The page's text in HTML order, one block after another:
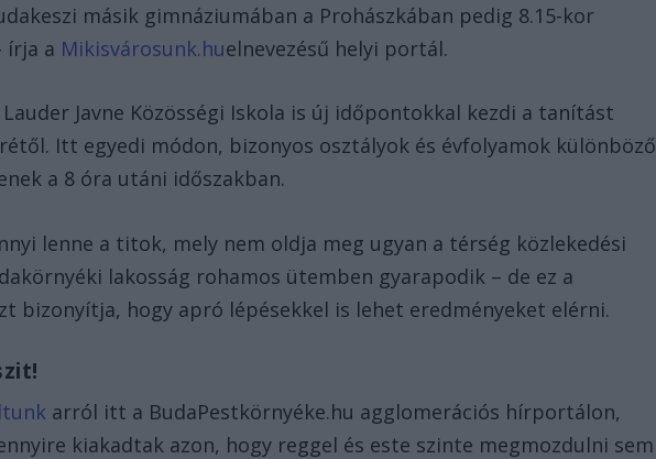
másik gimnáziumában a Prohászkában pedig 8.15-kor
írja a Mikisvárosunk.huelnevezésű helyi portál.
Javne Közösségi Iskola is új időpontokkal kezdi a tanítást
Itt egyedi módon, bizonyos osztályok és évfolyamok különböző
a 8 óra utáni időszakban.
lenne a titok, mely nem oldja meg ugyan a térség közlekedési
lakosság rohamos ütemben gyarapodik – de ez a
bizonyítja, hogy apró lépésekkel is lehet eredményeket elérni.
arról itt a BudaPestkörnyéke.hu agglomerációs hírportálon,
kiakadtak azon, hogy reggel és este szinte megmozdulni sem